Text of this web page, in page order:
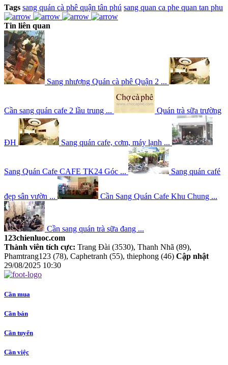
Tags sang quán cà phê quận tân phú sang quan ca phe quan tan phu
Tin liên quan
Sang nhượng Quán cà phê Quận 2 ...
Cần sang quán cafe 2 lầu trung ... Quán trà sữa trường
ĐH Sang quán cafe, cơm, máy lạnh ...
Sang Quán Cafe CAFE TK24 Góc ... Sang quán café
đẹp sân vườn ... Cần Sang Quán Cafe Khu Chung ...
Cần sang quán trà sữa đang ...
123chienluoc.com
Thành viên tích cực: Trang Đài (3530), Thanh Nhã (89),
Phamtrang123 (78), Caphetranh (55), thiephong (46) Cập nhật
29/08/2025 10:30
Cần mua
Cần bán
Cần tuyển
Cần việc